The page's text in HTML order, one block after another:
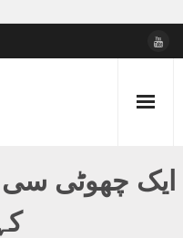
ایک چھوٹی